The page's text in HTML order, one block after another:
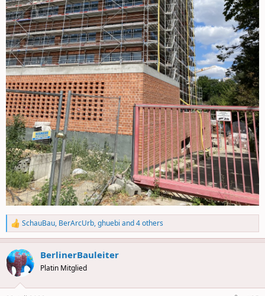
R
e
a
c
t
i
SchauBau, BerArcUrb,ghuebi and 4 others
BerlinerBauleiter
Platin Mitglied